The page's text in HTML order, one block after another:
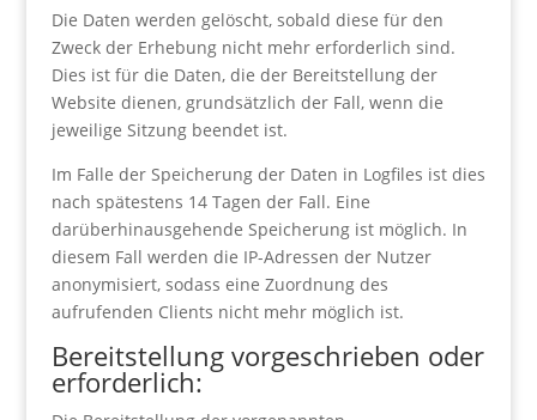
Die Daten werden gelöscht, sobald diese für den
Zweck der Erhebung nicht mehr erforderlich sind.
Dies ist für die Daten, die der Bereitstellung der
Website dienen, grundsätzlich der Fall, wenn die
jeweilige Sitzung beendet ist.
Im Falle der Speicherung der Daten in Logfiles ist dies
nach spätestens 14 Tagen der Fall. Eine
darüberhinausgehende Speicherung ist möglich. In
diesem Fall werden die IP-Adressen der Nutzer
anonymisiert, sodass eine Zuordnung des
aufrufenden Clients nicht mehr möglich ist.
Bereitstellung vorgeschrieben oder
erforderlich: